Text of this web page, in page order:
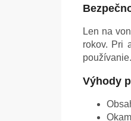
Len na
rokov. Pri
Výhody